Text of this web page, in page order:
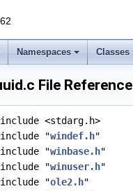
Namespaces Classes
File Reference
<stdarg.h>
"windef.h"
"winbase.h"
"winuser.h"
"ole2.h"